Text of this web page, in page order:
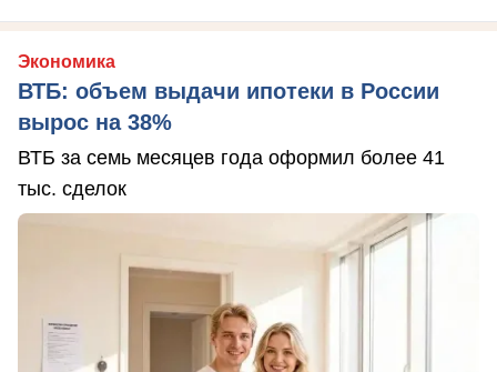
Экономика
ВТБ: объем выдачи ипотеки в России
вырос на 38%
ВТБ за семь месяцев года оформил более 41
тыс. сделок